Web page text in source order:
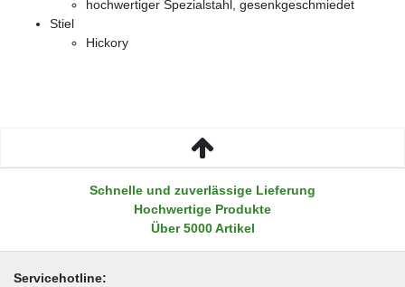
hochwertiger Spezialstahl, gesenkgeschmiedet
Stiel
Hickory
Schnelle und zuverlässige Lieferung
Hochwertige Produkte
Über 5000 Artikel
Servicehotline: